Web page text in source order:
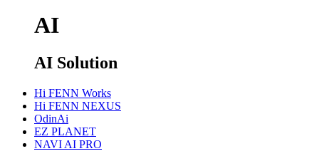
AI
AI Solution
Hi FENN Works
Hi FENN NEXUS
OdinAi
EZ PLANET
NAVI AI PRO